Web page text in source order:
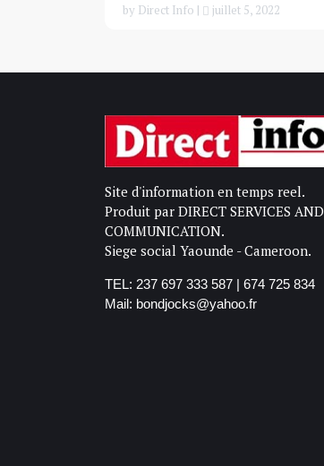
by Direct Info | juillet 5, 2022
Site d'information en temps reel.
Produit par DIRECT SERVICES AND
COMMUNICATION.
Siege social Yaounde - Cameroon.
TEL: 237 697 333 587 | 674 725 834
Mail: bondjocks@yahoo.fr